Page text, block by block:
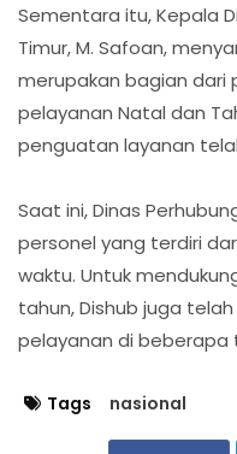
Sementara itu, Kepala
Timur, M. Safoan,
merupakan bagian dari
pelayanan Natal dan
penguatan layanan
Saat ini, Dinas
personel yang terdiri dari
waktu. Untuk
tahun, Dishub juga
pelayanan di beberapa
Tags nasional